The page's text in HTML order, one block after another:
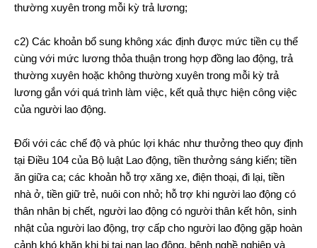
thường xuyên trong mỗi kỳ trả lương;
c2) Các khoản bổ sung không xác định được mức tiền cụ thể
cùng với mức lương thỏa thuận trong hợp đồng lao động, trả
thường xuyên hoặc không thường xuyên trong mỗi kỳ trả
lương gắn với quá trình làm việc, kết quả thực hiện công việc
của người lao động.
Đối với các chế độ và phúc lợi khác như thưởng theo quy định
tại Điều 104 của Bộ luật Lao động, tiền thưởng sáng kiến; tiền
ăn giữa ca; các khoản hỗ trợ xăng xe, điện thoại, đi lại, tiền
nhà ở, tiền giữ trẻ, nuôi con nhỏ; hỗ trợ khi người lao động có
thân nhân bị chết, người lao động có người thân kết hôn, sinh
nhật của người lao động, trợ cấp cho người lao động gặp hoàn
cảnh khó khăn khi bị tai nạn lao động, bệnh nghề nghiệp và